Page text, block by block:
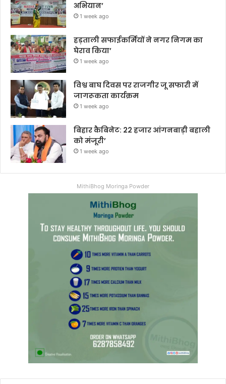
अभियान’
1 week ago
हड़ताली सफाईकर्मियों ने नगर निगम का
घेराव किया’
1 week ago
विश्व बाघ दिवस पर राजगीर जू सफारी में
जागरूकता कार्यक्रम
1 week ago
बिहार कैबिनेट: 22 हजार आंगनबाड़ी बहाली
को मंजूरी’
1 week ago
MithiBhog Moringa Powder